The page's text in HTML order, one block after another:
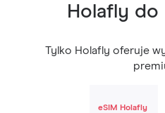
Holafly do
Tylko Holafly oferuje
eSIM Holafly